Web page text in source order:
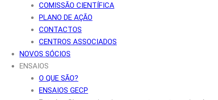
COMISSÃO CIENTÍFICA
PLANO DE AÇÃO
CONTACTOS
CENTROS ASSOCIADOS
NOVOS SÓCIOS
ENSAIOS
O QUE SÃO?
ENSAIOS GECP